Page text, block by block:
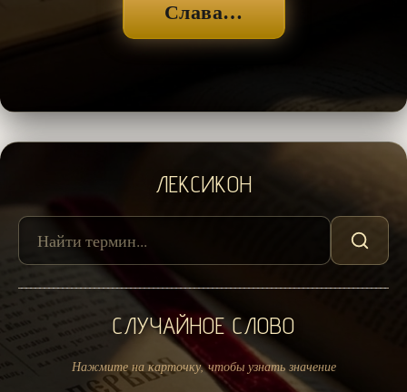
Слава…
ЛЕКСИКОН
СЛУЧАЙНОЕ СЛОВО
Нажмите на карточку, чтобы узнать значение